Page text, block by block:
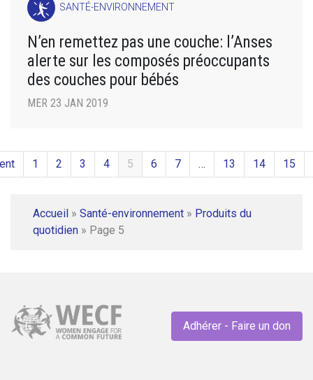
SANTÉ-ENVIRONNEMENT
N’en remettez pas une couche: l’Anses
alerte sur les composés préoccupants
des couches pour bébés
MER 23 JAN 2019
1 2 3 4 5 6 7 … 13 14 15
Accueil » Santé-environnement » Produits du
quotidien » Page 5
Adhérer - Faire un don